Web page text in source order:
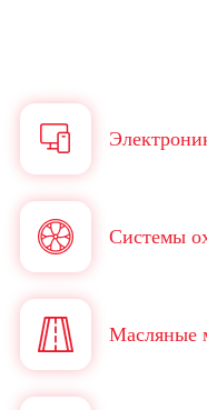
Системы
Масляные